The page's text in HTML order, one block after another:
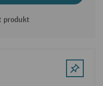
produkt